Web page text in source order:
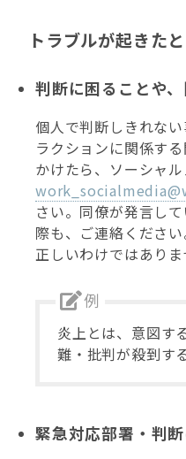
トラブルが起きた
判断に困ることや
個人で判断しきれな
ラクションに関係す
かけたら、ソーシャ
さい。同僚が発言し
際も、ご連絡くださ
正しいわけではありま
炎上とは、意図す
難・批判が殺到す
緊急対応部署・判